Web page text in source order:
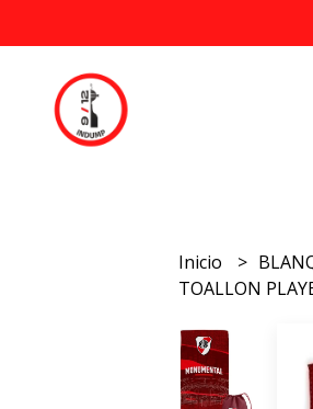
Inicio
TOALLON